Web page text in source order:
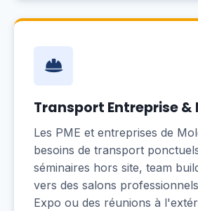
Transport Entreprise &
Les PME et entreprises de
besoins de transport
séminaires hors site, team
vers des salons
Expo ou des réunions à